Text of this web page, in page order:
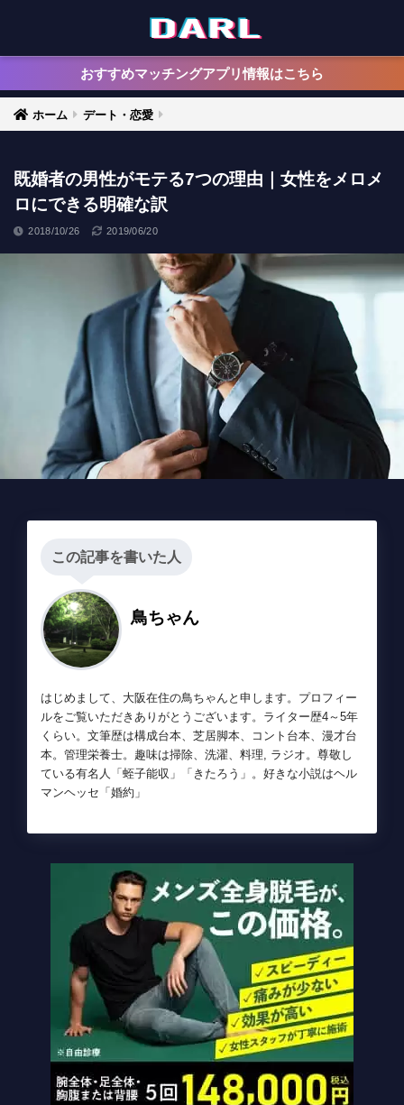
おすすめマッチングアプリ情報はこちら
ホーム デート・恋愛
既婚者の男性がモテる7つの理由｜女性をメロメ
ロにできる明確な訳
2018/10/26 2019/06/20
この記事を書いた人
鳥ちゃん
はじめまして、大阪在住の鳥ちゃんと申します。プロフィー
ルをご覧いただきありがとうございます。ライター歴4～5年
くらい。文筆歴は構成台本、芝居脚本、コント台本、漫才台
本。管理栄養士。趣味は掃除、洗濯、料理, ラジオ。尊敬し
ている有名人「蛭子能収」「きたろう」。好きな小説はヘル
マンヘッセ「婚約」